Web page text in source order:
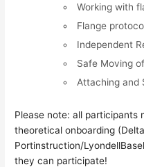
Working with
Flange
Independent
Safe Moving
Attaching and
Please note: all participants
theoretical onboarding
Portinstruction/
they can participate!